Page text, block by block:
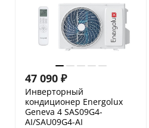
47 090 ₽
Инверторный
кондиционер Energolux
Geneva 4 SAS09G4-
AI/SAU09G4-AI